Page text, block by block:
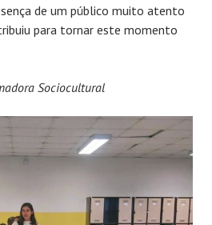
de um público muito atento
para tornar este momento
Sociocultural